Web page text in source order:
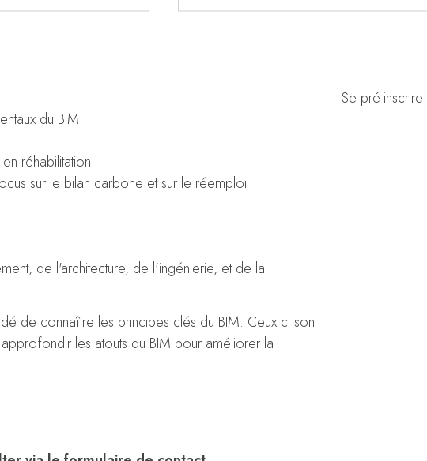
du BIM
réhabilitation
sur le bilan carbone et sur le réemploi
de l'architecture, de l'ingénierie, et de la
de connaître les principes clés du BIM. Ceux ci sont
les atouts du BIM pour améliorer la
Se pré-inscrire